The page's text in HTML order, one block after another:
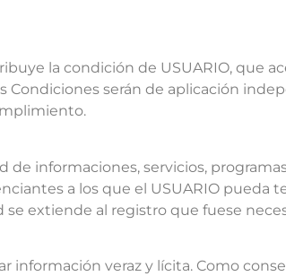
la condición de USUARIO, que
Condiciones serán de aplicación
de informaciones, servicios,
a los que el USUARIO pueda
extiende al registro que fuese
información veraz y lícita. Como